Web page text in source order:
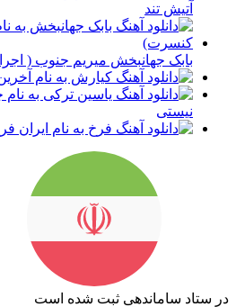
آتیش تند
بابک جهانبخش میریم جنوب (
نیستی
در ستاد ساماندهی ثبت شده است